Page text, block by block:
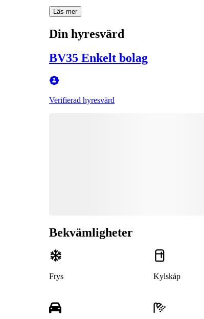
Läs mer
Din hyresvärd
BV35 Enkelt bolag
Verifierad hyresvärd
Bekvämligheter
Frys Kylskåp